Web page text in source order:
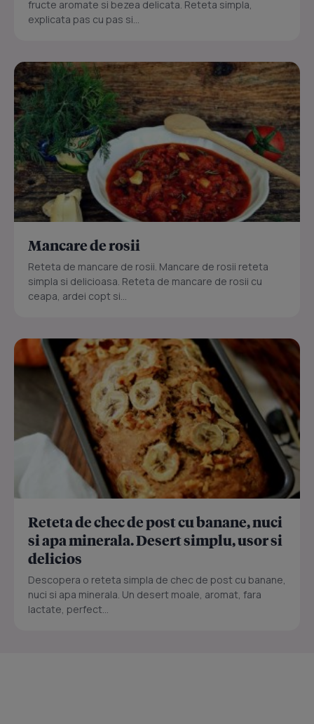
fructe aromate si bezea delicata. Reteta simpla,
explicata pas cu pas si...
Mancare de rosii
Reteta de mancare de rosii. Mancare de rosii reteta
simpla si delicioasa. Reteta de mancare de rosii cu
ceapa, ardei copt si...
Reteta de chec de post cu banane, nuci
si apa minerala. Desert simplu, usor si
delicios
Descopera o reteta simpla de chec de post cu banane,
nuci si apa minerala. Un desert moale, aromat, fara
lactate, perfect...